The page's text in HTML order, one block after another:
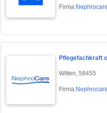
Firma:
Pflegefachkraft
Witten, 58455
Firma: